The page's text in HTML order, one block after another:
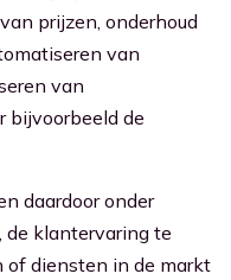
prijzen, onderhoud
van
van
bijvoorbeeld de
daardoor onder
de klantervaring te
of diensten in de markt